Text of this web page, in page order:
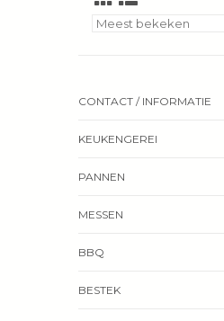
CONTACT / INFORMATIE
KEUKENGEREI
PANNEN
MESSEN
BBQ
BESTEK